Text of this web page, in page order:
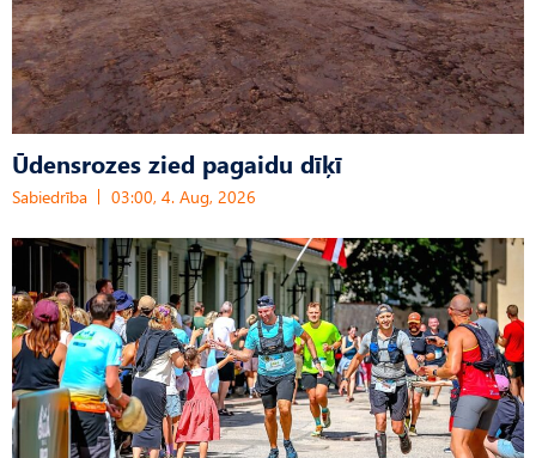
Ūdensrozes zied pagaidu dīķī
Sabiedrība 03:00, 4. Aug, 2026